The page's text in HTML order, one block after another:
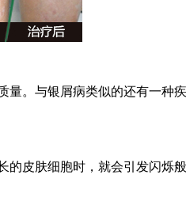
。与银屑病类似的还有一种
皮肤细胞时，就会引发闪